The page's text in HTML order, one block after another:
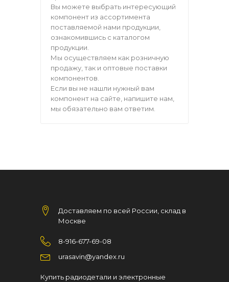
Вы можете выбрать интересующий
компонент из ассортимента
поставляемой нами продукции,
ознакомившись с каталогом
продукции.
Мы осуществляем как розничную
продажу, так и оптовые поставки
компонентов.
Если вы не нашли нужный вам
компонент на сайте, напишите нам,
мы обязательно вам ответим.
Доставляем по всей России, склад в
Москве
8-916-677-69-08
urasavin@yandex.ru
Купить радиодетали и электронные